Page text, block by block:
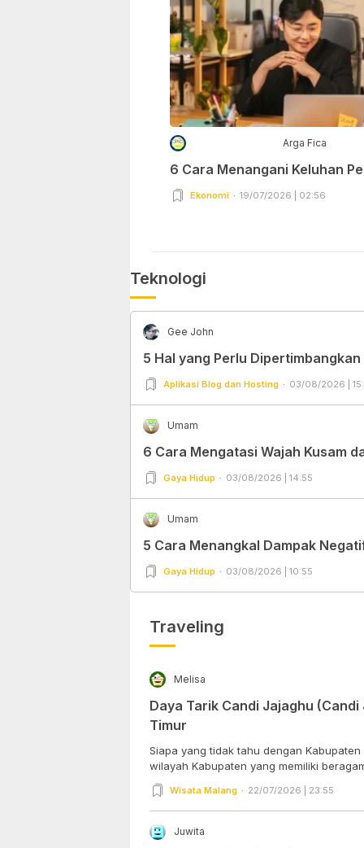
Arga Fica
6 Cara Menangani Keluhan
Ekonomi 19/07/2026 | 02:56
Teknologi
Gee John
5 Hal yang Perlu
Aplikasi Blog dan Hosting 03/08/2026 |
Umam
6 Cara Mengatasi Wajah Kusam
Gaya Hidup 03/08/2026 | 14:55
Umam
5 Cara Menangkal Dampak
Gaya Hidup 03/08/2026 | 10:55
Traveling
Melisa
Daya Tarik Candi Jajaghu
Timur
Siapa yang tidak tahu dengan
wilayah Kabupaten yang memiliki
Wisata Malang 22/07/2026 | 23:55
Juwita